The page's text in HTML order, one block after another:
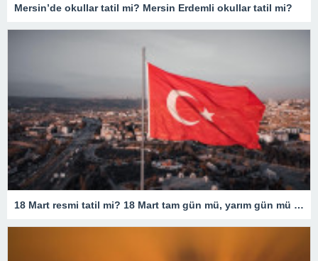
Mersin’de okullar tatil mi? Mersin Erdemli okullar tatil mi?
18 Mart resmi tatil mi? 18 Mart tam gün mü, yarım gün mü olacak? 18 Mart resmi tatil olarak mı geçiyor?